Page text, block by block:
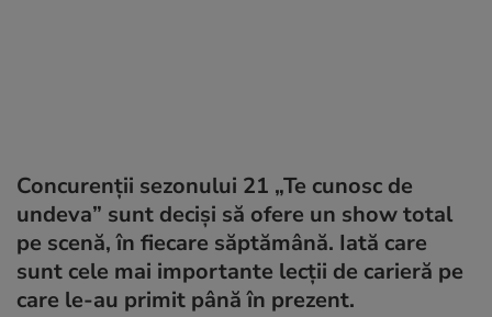
Concurenții sezonului 21 „Te cunosc de
undeva” sunt deciși să ofere un show total
pe scenă, în fiecare săptămână. Iată care
sunt cele mai importante lecții de carieră pe
care le-au primit până în prezent.